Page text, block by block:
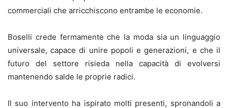
commerciali che arricchiscono entrambe le economie.
Boselli crede fermamente che la moda sia un linguaggio
universale, capace di unire popoli e generazioni, e che il
futuro del settore risieda nella capacità di evolversi
mantenendo salde le proprie radici.
Il suo intervento ha ispirato molti presenti, spronandoli a